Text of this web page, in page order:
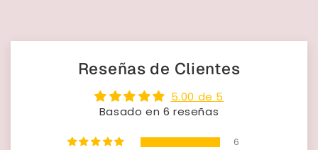
Reseñas de Clientes
5.00 de 5
Basado en 6 reseñas
6